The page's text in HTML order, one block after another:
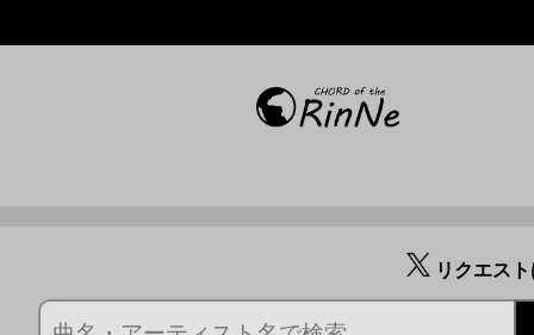
リクエス